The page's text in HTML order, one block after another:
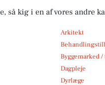
så kig i en af vores andre
Arkitekt
Byggemarked
Dagpleje
Dyrlæge